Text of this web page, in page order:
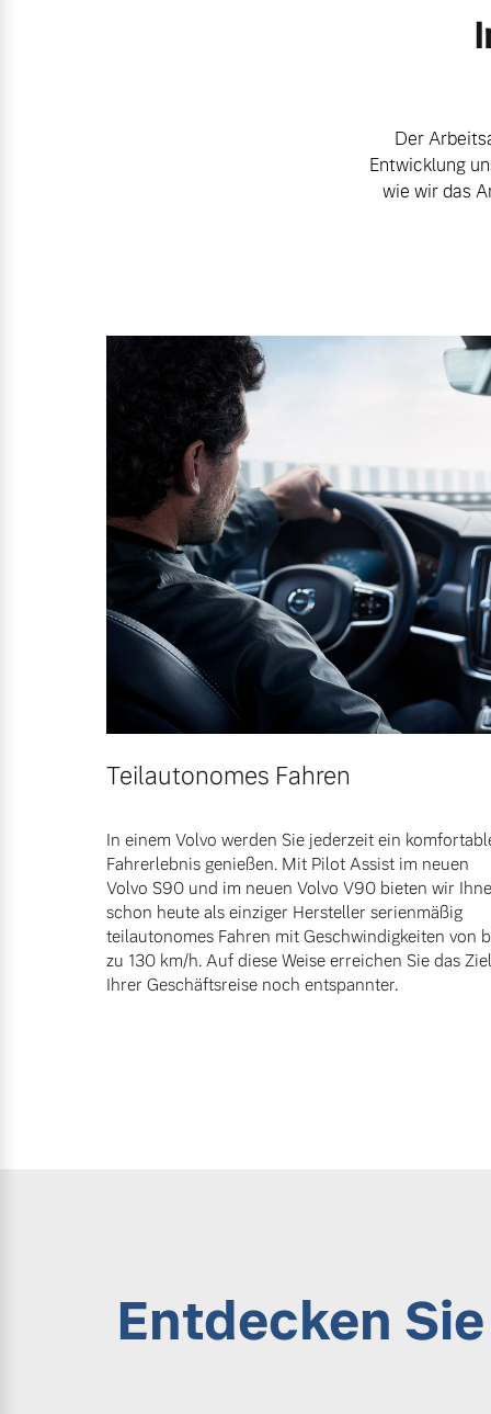
Entdecken Sie unsere saisonalen
Finanzierung & Leasing
Versicherung
Der
Entwicklung
wie wir das
Teilautonomes Fahren
In einem Volvo werden Sie jederzeit ein
Fahrerlebnis genießen. Mit Pilot Assist im neuen
Volvo S90 und im neuen Volvo V90 bieten wir
schon heute als einziger Hersteller serienmäßig
teilautonomes Fahren mit Geschwindigkeiten von
zu 130 km/h. Auf diese Weise erreichen Sie das Ziel
Ihrer Geschäftsreise noch entspannter.
Entdecken